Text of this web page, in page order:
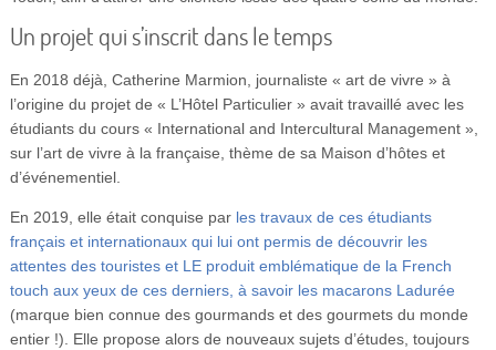
Un projet qui s’inscrit dans le temps
En 2018 déjà, Catherine Marmion, journaliste « art de vivre » à
l’origine du projet de « L’Hôtel Particulier » avait travaillé avec les
étudiants du cours « International and Intercultural Management »,
sur l’art de vivre à la française, thème de sa Maison d’hôtes et
d’événementiel.
En 2019, elle était conquise par les travaux de ces étudiants
français et internationaux qui lui ont permis de découvrir les
attentes des touristes et LE produit emblématique de la French
touch aux yeux de ces derniers, à savoir les macarons Ladurée
(marque bien connue des gourmands et des gourmets du monde
entier !). Elle propose alors de nouveaux sujets d’études, toujours